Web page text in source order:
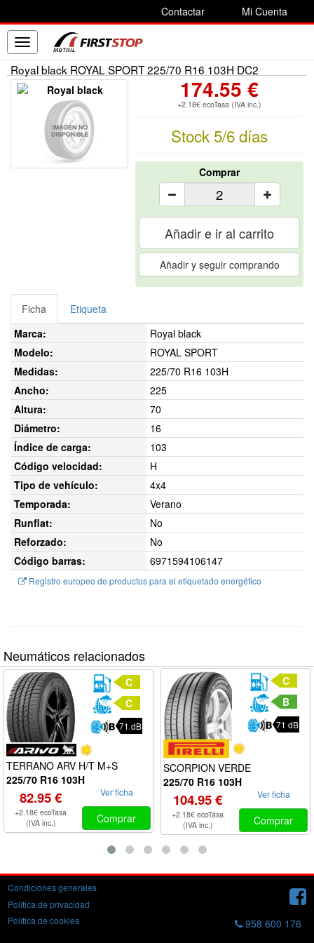
Contactar Mi Cuenta
Toggle
navigation
Royal black ROYAL SPORT 225/70 R16 103H DC2
174.55 €
+2.18€ ecoTasa (IVA inc.)
Stock 5/6 días
Comprar
Añadir e ir al carrito
Añadir y seguir comprando
Ficha
Etiqueta
Marca:
Royal black
Modelo:
ROYAL SPORT
Medidas:
225/70 R16 103H
Ancho:
225
Altura:
70
Diámetro:
16
Índice de carga:
103
Código velocidad:
H
Tipo de vehículo:
4x4
Temporada:
Verano
Runflat:
No
Reforzado:
No
Código barras:
6971594106147
Registro europeo de productos para el etiquetado energético
Neumáticos relacionados
C
C
71 dB
TERRANO ARV H/T M+S
225/70 R16 103H
82.95 €
+2.18€ ecoTasa
(IVA inc.)
Ver ficha
Comprar
C
B
71 dB
SCORPION VERDE
225/70 R16 103H
104.95 €
+2.18€ ecoTasa
(IVA inc.)
Ver ficha
Comprar
Condiciones generales
Política de privacidad
Política de cookies
958 600 176